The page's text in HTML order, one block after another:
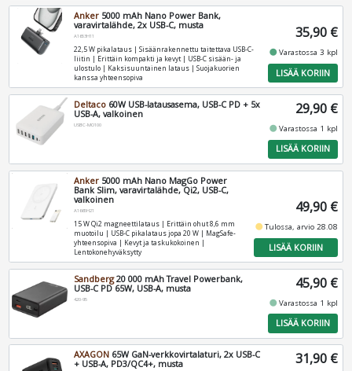
Anker 5000 mAh Nano Power Bank,
varavirtalähde, 2x USB-C, musta
A1653H11
22,5 W pikalataus | Sisäänrakennettu taitettava USB-C-
liitin | Erittäin kompakti ja kevyt | USB-C sisään- ja
ulostulo | Kaksisuuntainen lataus | Suojakuorien
kanssa yhteensopiva
35,90 €
fiber_manual_recordVarastossa 3 kpl
LISÄÄ KORIIN
Deltaco 60W USB-latausasema, USB-C PD + 5x
USB-A, valkoinen
USBC-MO100
29,90 €
fiber_manual_recordVarastossa 1 kpl
LISÄÄ KORIIN
Anker 5000 mAh Nano MagGo Power
Bank Slim, varavirtalähde, Qi2, USB-C,
valkoinen
A1665H21
15 W Qi2 magneettilataus | Erittäin ohut 8,6 mm
muotoilu | USB-C pikalataus jopa 20 W | MagSafe-
yhteensopiva | Kevyt ja taskukokoinen |
Lentokonehyväksytty
49,90 €
fiber_manual_recordTulossa, arvio 28.08
LISÄÄ KORIIN
Sandberg20 000 mAh Travel Powerbank,
USB-C PD 65W, USB-A, musta
420-95
45,90 €
fiber_manual_recordVarastossa 1 kpl
LISÄÄ KORIIN
AXAGON 65W GaN-verkkovirtalaturi, 2x USB-C
+ USB-A, PD3/QC4+, musta
31,90 €